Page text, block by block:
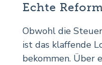
Echte
Obwohl die
ist das klaffende
bekommen. Über